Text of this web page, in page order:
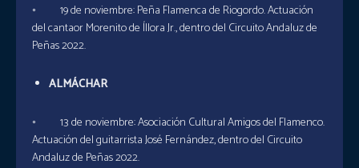
◦ 19 de noviembre: Peña Flamenca de Riogordo. Actuación
del cantaor Morenito de Íllora Jr., dentro del Circuito Andaluz de
Peñas 2022.
ALMÁCHAR
◦ 13 de noviembre: Asociación Cultural Amigos del Flamenco.
Actuación del guitarrista José Fernández, dentro del Circuito
Andaluz de Peñas 2022.